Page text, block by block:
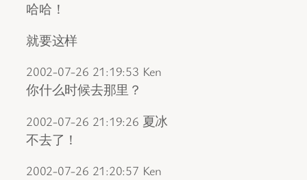
哈哈！
就要这样
2002-07-26 21:19:53 Ken
你什么时候去那里？
2002-07-26 21:19:26 夏冰
不去了！
2002-07-26 21:20:57 Ken